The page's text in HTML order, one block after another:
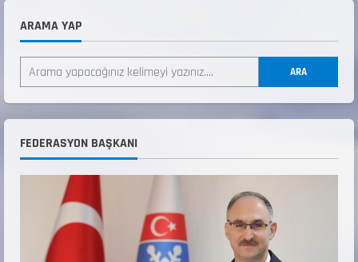
ARAMA YAP
ARA
FEDERASYON BAŞKANI
2
ŞAMPİYONASI
22 Temmuz 2026
3
ŞAMPİYONASI GÖREVLİ LİSTESİ
Teknik Kurul ve Alt Kurul Üyelerimiz
Belirlendi
18 Temmuz 2026